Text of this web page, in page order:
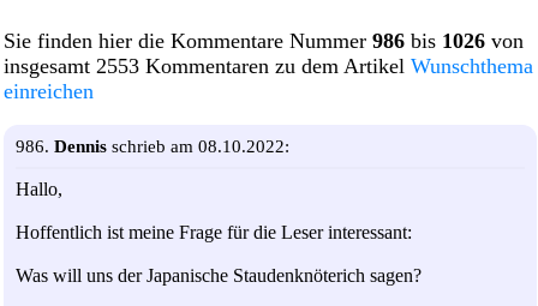
Sie finden hier die Kommentare Nummer 986 bis 1026 von
insgesamt 2553 Kommentaren zu dem Artikel Wunschthema
einreichen
986. Dennis schrieb am 08.10.2022:
Hallo,
Hoffentlich ist meine Frage für die Leser interessant:
Was will uns der Japanische Staudenknöterich sagen?